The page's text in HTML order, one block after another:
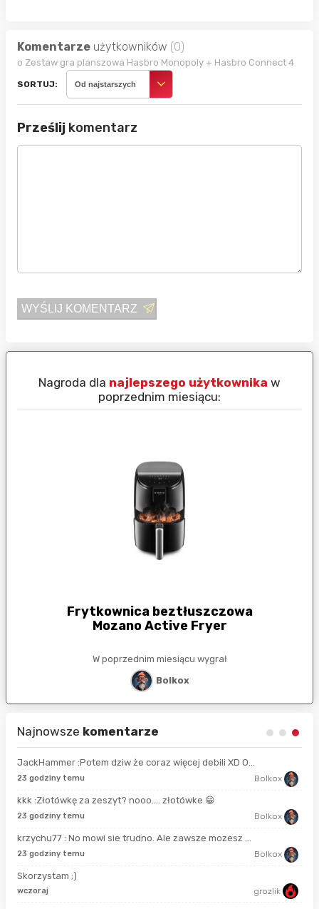
Komentarze użytkowników (0)
o Zestaw gra planszowa Hasbro Monopoly + Hasbro Connect 4
SORTUJ: Od najstarszych
Prześlij komentarz
WYŚLIJ KOMENTARZ
Nagroda dla najlepszego użytkownika w
poprzednim miesiącu:
Frytkownica beztłuszczowa
Mozano Active Fryer
W poprzednim miesiącu wygrał
Bolkox
Najnowsze komentarze
JackHammer :Potem dziw że coraz więcej debili XD O...
23 godziny temu Bolkox
kkk :Złotówkę za zeszyt? nooo…. złotówke 😁
23 godziny temu Bolkox
krzychu77 : No mowi sie trudno. Ale zawsze mozesz ...
23 godziny temu Bolkox
Skorzystam ;)
wczoraj grozlik